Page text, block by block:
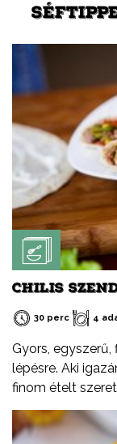
CHILIS
30 perc 4
Gyors, egyszerű,
lépésre. Aki
finom ételt
receptemet –